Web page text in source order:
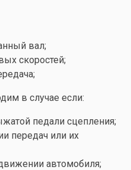
вал;
скоростей;
в случае если:
педали сцепления;
передач или их
автомобиля;